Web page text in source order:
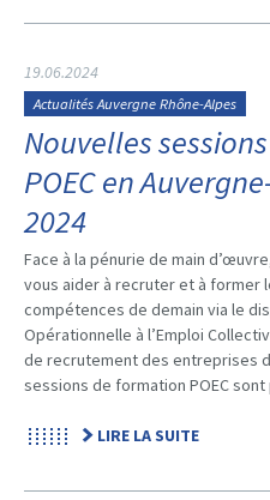
19.06.2024
Actualités Auvergne Rhône-Alpes
Nouvelles
POEC en
2024
Face à la pénurie de main
vous aider à recruter et à former
compétences de demain via le
Opérationnelle à l’Emploi
de recrutement des entreprises
sessions de formation POEC
LIRE LA SUITE